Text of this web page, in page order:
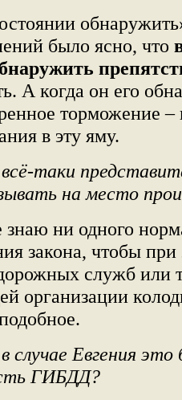
было ясно, что
А когда он его
торможение
в эту яму.
таки
на место
знаю ни одного
закона, чтобы
служб или
организации
случае Евгения это
ГИБДД?